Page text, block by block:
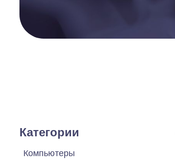
Категории
Компьютеры